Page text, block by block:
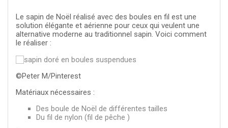
Le sapin de Noël réalisé avec des boules en fil est une
solution élégante et aérienne pour ceux qui veulent une
alternative moderne au traditionnel sapin. Voici comment
le réaliser :
©Peter M/Pinterest
Matériaux nécessaires :
Des boule de Noël de différentes tailles
Du fil de nylon (fil de pêche )